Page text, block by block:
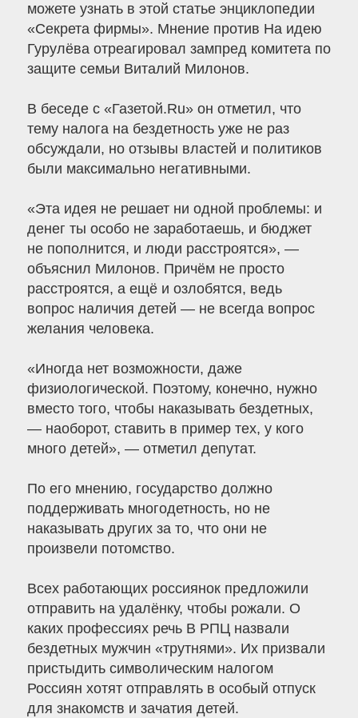
можете узнать в этой статье энциклопедии
«Секрета фирмы». Мнение против На идею
Гурулёва отреагировал зампред комитета по
защите семьи Виталий Милонов.
В беседе с «Газетой.Ru» он отметил, что
тему налога на бездетность уже не раз
обсуждали, но отзывы властей и политиков
были максимально негативными.
«Эта идея не решает ни одной проблемы: и
денег ты особо не заработаешь, и бюджет
не пополнится, и люди расстроятся», —
объяснил Милонов. Причём не просто
расстроятся, а ещё и озлобятся, ведь
вопрос наличия детей — не всегда вопрос
желания человека.
«Иногда нет возможности, даже
физиологической. Поэтому, конечно, нужно
вместо того, чтобы наказывать бездетных,
— наоборот, ставить в пример тех, у кого
много детей», — отметил депутат.
По его мнению, государство должно
поддерживать многодетность, но не
наказывать других за то, что они не
произвели потомство.
Всех работающих россиянок предложили
отправить на удалёнку, чтобы рожали. О
каких профессиях речь В РПЦ назвали
бездетных мужчин «трутнями». Их призвали
пристыдить символическим налогом
Россиян хотят отправлять в особый отпуск
для знакомств и зачатия детей.